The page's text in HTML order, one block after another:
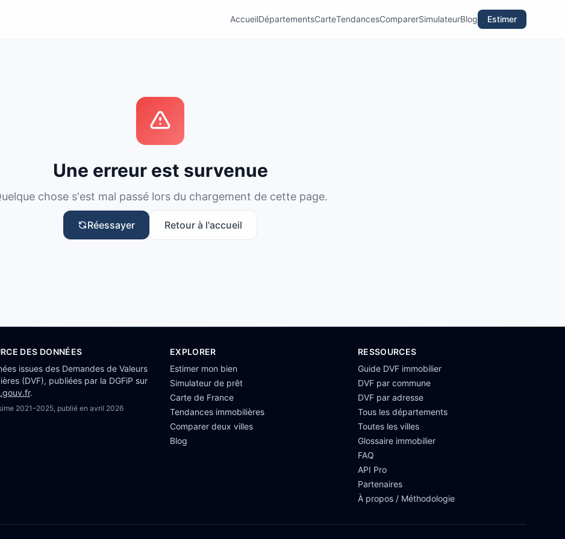
AccueilDépartementsCarteTendancesComparerSimulateurBlog Estimer
Une erreur est survenue
chose s'est mal passé lors du chargement de cette page.
Réessayer Retour à l'accueil
DES DONNÉES
issues des Demandes de Valeurs
(DVF), publiées par la DGFiP sur
.
2021–2025, publié en avril 2026
EXPLORER
Estimer mon bien
Simulateur de prêt
Carte de France
Tendances immobilières
Comparer deux villes
Blog
RESSOURCES
Guide DVF immobilier
DVF par commune
DVF par adresse
Tous les départements
Toutes les villes
Glossaire immobilier
FAQ
API Pro
Partenaires
À propos / Méthodologie